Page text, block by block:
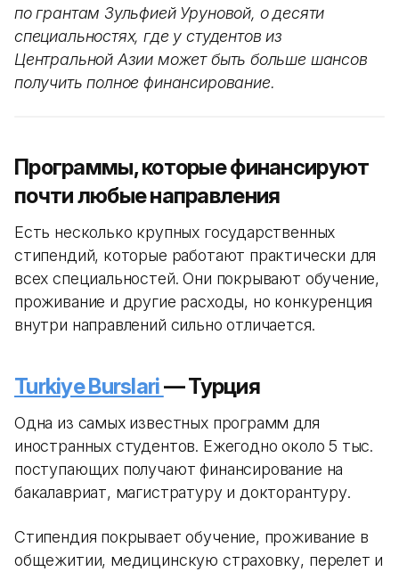
по грантам Зульфией Уруновой, о десяти
специальностях, где у студентов из
Центральной Азии может быть больше шансов
получить полное финансирование.
Программы, которые финансируют
почти любые направления
Есть несколько крупных государственных
стипендий, которые работают практически для
всех специальностей. Они покрывают обучение,
проживание и другие расходы, но конкуренция
внутри направлений сильно отличается.
Turkiye Burslari— Турция
Одна из самых известных программ для
иностранных студентов. Ежегодно около 5 тыс.
поступающих получают финансирование на
бакалавриат, магистратуру и докторантуру.
Стипендия покрывает обучение, проживание в
общежитии, медицинскую страховку, перелет и